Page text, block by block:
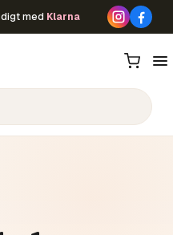
med Klarna